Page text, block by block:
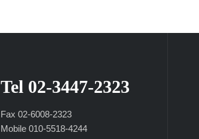
Tel 02-3447-2323
Fax 02-6008-2323
Mobile 010-5518-4244